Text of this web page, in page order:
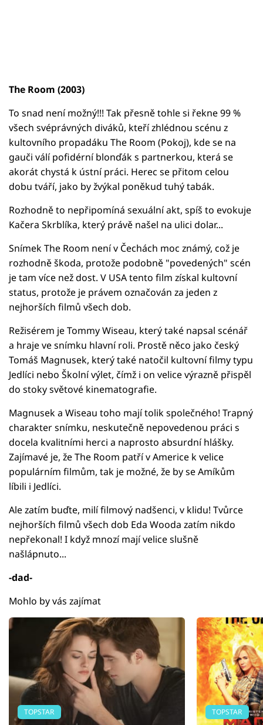
The Room (2003)
To snad není možný!!! Tak přesně tohle si řekne 99 %
všech svéprávných diváků, kteří zhlédnou scénu z
kultovního propadáku The Room (Pokoj), kde se na
gauči válí pofidérní blonďák s partnerkou, která se
akorát chystá k ústní práci. Herec se přitom celou
dobu tváří, jako by žvýkal poněkud tuhý tabák.
Rozhodně to nepřipomíná sexuální akt, spíš to evokuje
Kačera Skrblíka, který právě našel na ulici dolar...
Snímek The Room není v Čechách moc známý, což je
rozhodně škoda, protože podobně "povedených" scén
je tam více než dost. V USA tento film získal kultovní
status, protože je právem označován za jeden z
nejhorších filmů všech dob.
Režisérem je Tommy Wiseau, který také napsal scénář
a hraje ve snímku hlavní roli. Prostě něco jako český
Tomáš Magnusek, který také natočil kultovní filmy typu
Jedlíci nebo Školní výlet, čímž i on velice výrazně přispěl
do stoky světové kinematografie.
Magnusek a Wiseau toho mají tolik společného! Trapný
charakter snímku, neskutečně nepovedenou práci s
docela kvalitními herci a naprosto absurdní hlášky.
Zajímavé je, že The Room patří v Americe k velice
populárním filmům, tak je možné, že by se Amíkům
líbili i Jedlíci.
Ale zatím buďte, milí filmový nadšenci, v klidu! Tvůrce
nejhorších filmů všech dob Eda Wooda zatím nikdo
nepřekonal! I když mnozí mají velice slušně
našlápnuto...
-dad-
Mohlo by vás zajímat
TOPSTAR TOPSTAR